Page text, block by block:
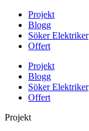
Projekt
Blogg
Söker Elektriker
Offert
Projekt
Blogg
Söker Elektriker
Offert
Projekt